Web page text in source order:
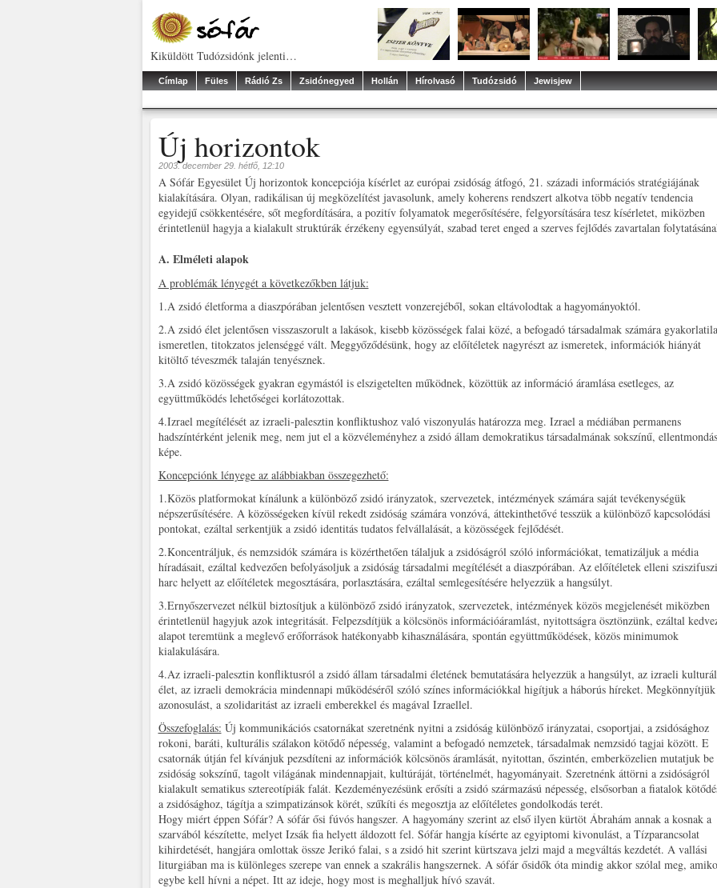
Kiküldött Tudózsidónk jelenti…
Címlap Füles Rádió Zs Zsidónegyed Hollán Hírolvasó Tudózsidó Jewisjew
Új horizontok
2003. december 29. hétfő, 12:10
A Sófár Egyesület Új horizontok koncepciója kísérlet az európai zsidóság átfogó, 21. századi információs stratégiájának
kialakítására. Olyan, radikálisan új megközelítést javasolunk, amely koherens rendszert alkotva több negatív tendencia
egyidejű csökkentésére, sőt megfordítására, a pozitív folyamatok megerősítésére, felgyorsítására tesz kísérletet, miközben
érintetlenül hagyja a kialakult struktúrák érzékeny egyensúlyát, szabad teret enged a szerves fejlődés zavartalan
A. Elméleti alapok
A problémák lényegét a következőkben látjuk:
1.A zsidó életforma a diaszpórában jelentősen vesztett vonzerejéből, sokan eltávolodtak a hagyományoktól.
2.A zsidó élet jelentősen visszaszorult a lakások, kisebb közösségek falai közé, a befogadó társadalmak számára
ismeretlen, titokzatos jelenséggé vált. Meggyőződésünk, hogy az előítéletek nagyrészt az ismeretek, információk hiányát
kitöltő téveszmék talaján tenyésznek.
3.A zsidó közösségek gyakran egymástól is elszigetelten működnek, közöttük az információ áramlása esetleges, az
együttműködés lehetőségei korlátozottak.
4.Izrael megítélését az izraeli-palesztin konfliktushoz való viszonyulás határozza meg. Izrael a médiában permanens
hadszíntérként jelenik meg, nem jut el a közvéleményhez a zsidó állam demokratikus társadalmának sokszínű,
képe.
Koncepciónk lényege az alábbiakban összegezhető:
1.Közös platformokat kínálunk a különböző zsidó irányzatok, szervezetek, intézmények számára saját tevékenységük
népszerűsítésére. A közösségeken kívül rekedt zsidóság számára vonzóvá, áttekinthetővé tesszük a különböző kapcsolódási
pontokat, ezáltal serkentjük a zsidó identitás tudatos felvállalását, a közösségek fejlődését.
2.Koncentráljuk, és nemzsidók számára is közérthetően tálaljuk a zsidóságról szóló információkat, tematizáljuk a média
híradásait, ezáltal kedvezően befolyásoljuk a zsidóság társadalmi megítélését a diaszpórában. Az előítéletek elleni sziszifuszi
harc helyett az előítéletek megosztására, porlasztására, ezáltal semlegesítésére helyezzük a hangsúlyt.
3.Ernyőszervezet nélkül biztosítjuk a különböző zsidó irányzatok, szervezetek, intézmények közös megjelenését miközben
érintetlenül hagyjuk azok integritását. Felpezsdítjük a kölcsönös információáramlást, nyitottságra ösztönzünk, ezáltal
alapot teremtünk a meglevő erőforrások hatékonyabb kihasználására, spontán együttműködések, közös minimumok
kialakulására.
4.Az izraeli-palesztin konfliktusról a zsidó állam társadalmi életének bemutatására helyezzük a hangsúlyt, az izraeli
élet, az izraeli demokrácia mindennapi működéséről szóló színes információkkal higítjuk a háborús híreket. Megkönnyítjük
azonosulást, a szolidaritást az izraeli emberekkel és magával Izraellel.
Összefoglalás: Új kommunikációs csatornákat szeretnénk nyitni a zsidóság különböző irányzatai, csoportjai, a zsidósághoz
rokoni, baráti, kulturális szálakon kötődő népesség, valamint a befogadó nemzetek, társadalmak nemzsidó tagjai között. E
csatornák útján fel kívánjuk pezsdíteni az információk kölcsönös áramlását, nyitottan, őszintén, emberközelien mutatjuk be
zsidóság sokszínű, tagolt világának mindennapjait, kultúráját, történelmét, hagyományait. Szeretnénk áttörni a zsidóságról
kialakult sematikus sztereotípiák falát. Kezdeményezésünk erősíti a zsidó származású népesség, elsősorban a fiatalok
a zsidósághoz, tágítja a szimpatizánsok körét, szűkíti és megosztja az előítéletes gondolkodás terét.
Hogy miért éppen Sófár? A sófár ősi fúvós hangszer. A hagyomány szerint az első ilyen kürtöt Ábrahám annak a kosnak a
szarvából készítette, melyet Izsák fia helyett áldozott fel. Sófár hangja kísérte az egyiptomi kivonulást, a Tízparancsolat
kihirdetését, hangjára omlottak össze Jerikó falai, s a zsidó hit szerint kürtszava jelzi majd a megváltás kezdetét. A vallási
liturgiában ma is különleges szerepe van ennek a szakrális hangszernek. A sófár ősidők óta mindig akkor szólal meg,
egybe kell hívni a népet. Itt az ideje, hogy most is meghalljuk hívó szavát.